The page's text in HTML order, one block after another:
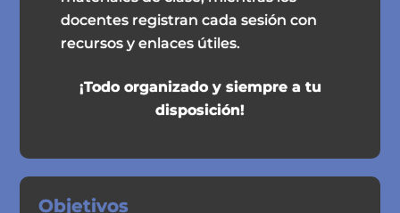
docentes registran cada sesión con
recursos y enlaces útiles.
¡Todo organizado y siempre a tu
disposición!
Objetivos